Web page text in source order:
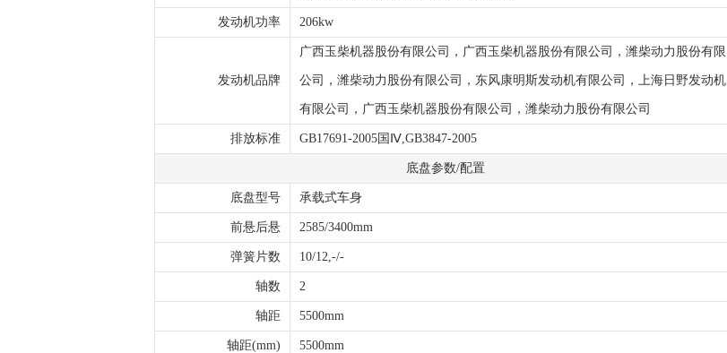
发动机功率 206kw
发动机品牌
广西玉柴机器股份有限公司，广西玉柴机器股份有限公司，潍柴动力股份有限
公司，潍柴动力股份有限公司，东风康明斯发动机有限公司，上海日野发动机
有限公司，广西玉柴机器股份有限公司，潍柴动力股份有限公司
排放标准 GB17691-2005国Ⅳ,GB3847-2005
底盘参数/配置
底盘型号 承载式车身
前悬后悬 2585/3400mm
弹簧片数 10/12,-/-
轴数 2
轴距 5500mm
轴距(mm) 5500mm